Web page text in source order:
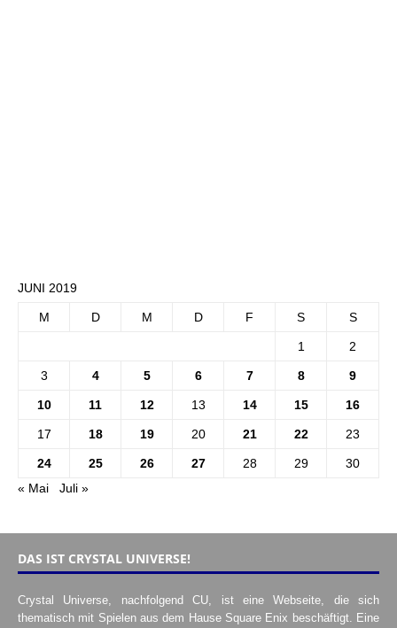
JUNI 2019
M D M D F S S
1 2
3 4 5 6 7 8 9
10 11 12 13 14 15 16
17 18 19 20 21 22 23
24 25 26 27 28 29
30
« Mai
Juli »
DAS IST CRYSTAL UNIVERSE!
Crystal Universe, nachfolgend CU, ist eine Webseite, die sich
thematisch mit Spielen aus dem Hause Square Enix beschäftigt. Eine